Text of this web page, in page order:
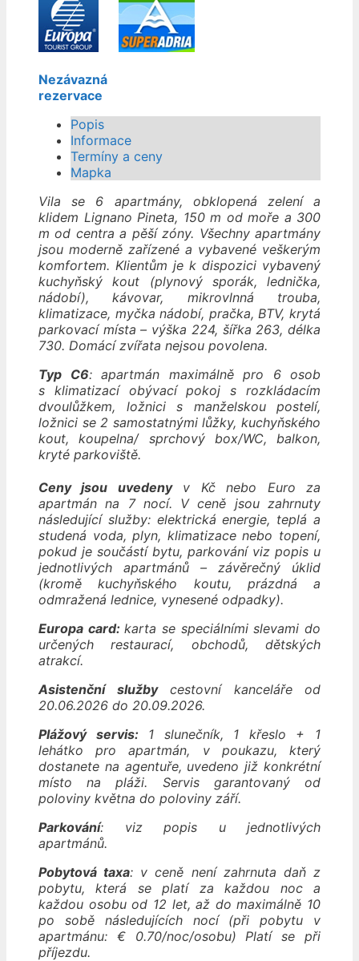
Nezávazná
rezervace
Popis
Informace
Termíny a ceny
Mapka
Vila se 6 apartmány, obklopená zelení a
klidem Lignano Pineta, 150 m od moře a 300
m od centra a pěší zóny. Všechny apartmány
jsou moderně zařízené a vybavené veškerým
komfortem. Klientům je k dispozici vybavený
kuchyňský kout (plynový sporák, lednička,
nádobí), kávovar, mikrovlnná trouba,
klimatizace, myčka nádobí, pračka, BTV, krytá
parkovací místa – výška 224, šířka 263, délka
730. Domácí zvířata nejsou povolena.
Typ C6: apartmán maximálně pro 6 osob
s klimatizací obývací pokoj s rozkládacím
dvoulůžkem, ložnici s manželskou postelí,
ložnici se 2 samostatnými lůžky, kuchyňského
kout, koupelna/ sprchový box/WC, balkon,
kryté parkoviště.
Ceny jsou uvedenyv Kč nebo Euro za
apartmán na 7 nocí. V ceně jsou zahrnuty
následující služby: elektrická energie, teplá a
studená voda, plyn, klimatizace nebo topení,
pokud je součástí bytu, parkování viz popis u
jednotlivých apartmánů – závěrečný úklid
(kromě kuchyňského koutu, prázdná a
odmražená lednice, vynesené odpadky).
Europa card:karta se speciálními slevami do
určených restaurací, obchodů, dětských
atrakcí.
Asistenční službycestovní kanceláře od
20.06.2026 do 20.09.2026.
Plážový servis: 1 slunečník, 1 křeslo + 1
lehátko pro apartmán, v poukazu, který
dostanete na agentuře, uvedeno již konkrétní
místo na pláži. Servis garantovaný od
poloviny května do poloviny září.
Parkování: viz popis u jednotlivých
apartmánů.
Pobytová taxa: v ceně není zahrnuta daň z
pobytu, která se platí za každou noc a
každou osobu od 12 let, až do maximálně 10
po sobě následujících nocí (při pobytu v
apartmánu: € 0.70/noc/osobu) Platí se při
příjezdu.